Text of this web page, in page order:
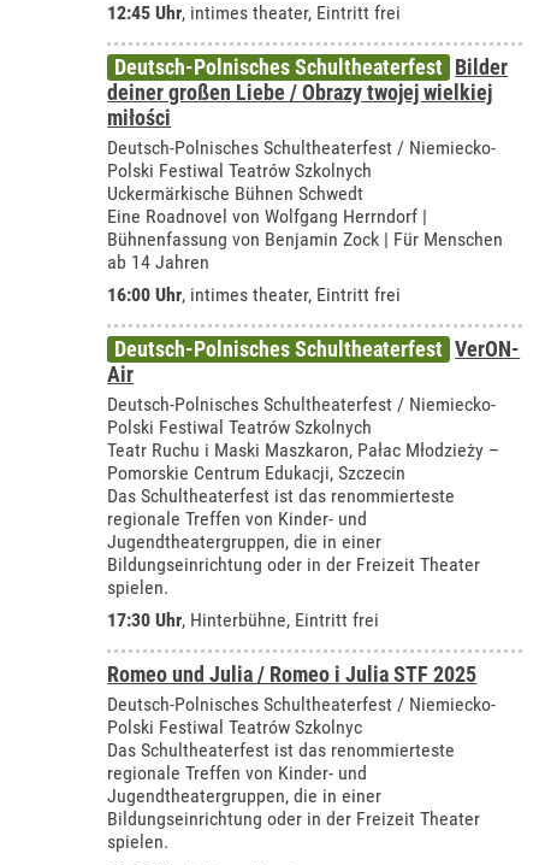
12:45 Uhr, intimes theater, Eintritt frei
Deutsch-Polnisches Schultheaterfest Bilder
deiner großen Liebe / Obrazy twojej wielkiej
miłości
Deutsch-Polnisches Schultheaterfest / Niemiecko-
Polski Festiwal Teatrów Szkolnych
Uckermärkische Bühnen Schwedt
Eine Roadnovel von Wolfgang Herrndorf |
Bühnenfassung von Benjamin Zock | Für Menschen
ab 14 Jahren
16:00 Uhr, intimes theater, Eintritt frei
Deutsch-Polnisches Schultheaterfest VerON-
Air
Deutsch-Polnisches Schultheaterfest / Niemiecko-
Polski Festiwal Teatrów Szkolnych
Teatr Ruchu i Maski Maszkaron, Pałac Młodzieży –
Pomorskie Centrum Edukacji, Szczecin
Das Schultheaterfest ist das renommierteste
regionale Treffen von Kinder- und
Jugendtheatergruppen, die in einer
Bildungseinrichtung oder in der Freizeit Theater
spielen.
17:30 Uhr, Hinterbühne, Eintritt frei
Romeo und Julia / Romeo i Julia STF 2025
Deutsch-Polnisches Schultheaterfest / Niemiecko-
Polski Festiwal Teatrów Szkolnyc
Das Schultheaterfest ist das renommierteste
regionale Treffen von Kinder- und
Jugendtheatergruppen, die in einer
Bildungseinrichtung oder in der Freizeit Theater
spielen.